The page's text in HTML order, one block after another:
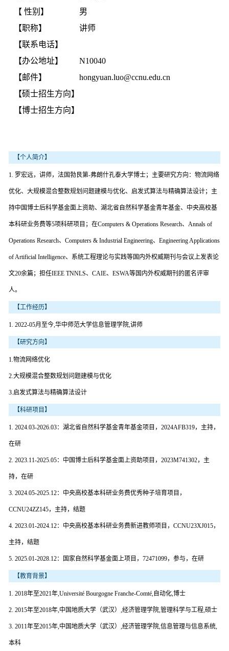
【 性别】
男
【职称】
讲师
【联系电话】
【办公地址】
N10040
【邮件】
hongyuan.luo@ccnu.edu.cn
【硕士招生方向】
【博士招生方向】
【个人简介】
1. 罗宏远，讲师，法国勃艮第-弗朗什孔泰大学博士；主要研究方向：物流网络
优化、大规模混合整数规划问题建模与优化、启发式算法与精确算法设计；主
持中国博士后科学基金面上资助、湖北省自然科学基金青年基金、中央高校基
本科研业务费等5项科研项目；在Computers & Operations Research、Annals of
Operations Research、Computers & Industrial Engineering、Engineering Applications
of Artificial Intelligence、系统工程理论与实践等国内外权威期刊与会议上发表论
文20余篇；担任IEEE TNNLS、CAIE、ESWA等国内外权威期刊的匿名评审
人。
【工作经历】
1. 2022-05月至今,华中师范大学信息管理学院,讲师
【研究方向】
1.物流网络优化
2.大规模混合整数规划问题建模与优化
3.启发式算法与精确算法设计
【科研项目】
1. 2024.03-2026.03：湖北省自然科学基金青年基金项目，2024AFB319，主持，
在研
2. 2023.11-2025.05：中国博士后科学基金面上资助项目，2023M741302，主
持，在研
3. 2024.05-2025.12：中央高校基本科研业务费优秀种子培育项目，
CCNU24ZZ145，主持，结题
4. 2023.01-2024.12：中央高校基本科研业务费新进教师项目，CCNU23XJ015，
主持，结题
5. 2025.01-2028.12：国家自然科学基金面上项目，72471099，参与，在研
【教育背景】
1. 2018年至2021年,Université Bourgogne Franche-Comté,自动化,博士
2. 2015年至2018年,中国地质大学（武汉）,经济管理学院,管理科学与工程,硕士
3. 2011年至2015年,中国地质大学（武汉）,经济管理学院,信息管理与信息系统,
本科